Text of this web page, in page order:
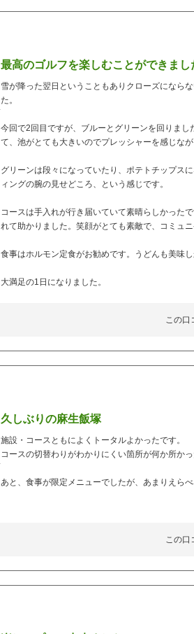
最高のゴルフを楽しむことができまし
雪が降った翌日ということもありクローズになら
た。
今回で2回目ですが、ブルーとグリーンを回りま
て、池がとても大きいのでプレッシャーを感じな
グリーンは段々になっていたり、ポテトチップス
ィングの腕の見せどころ、という感じです。
コースは手入れが行き届いていて素晴らしかった
れて助かりました。笑顔がとても素敵で、コミュ
食事はホルモン定食がお勧めです。うどんも美味
大満足の1日になりました。
この口
久しぶりの麻生飯塚
施設・コースともによくトータルよかったです。
コースの切替わりがわかりにくい箇所が何か所か
あと、食事が限定メニューでしたが、あまりえらべ
この口